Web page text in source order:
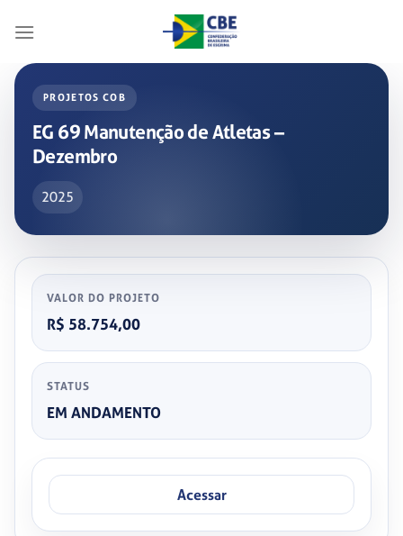
PROJETOS COB
EG 69 Manutenção de Atletas –
Dezembro
2025
VALOR DO PROJETO
R$ 58.754,00
STATUS
EM ANDAMENTO
Acessar